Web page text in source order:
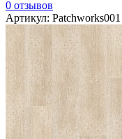
0 отзывов
Артикул: Patchworks001